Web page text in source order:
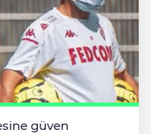
güven